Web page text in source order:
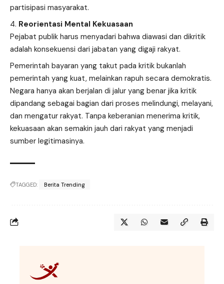
partisipasi masyarakat.
Reorientasi Mental Kekuasaan
Pejabat publik harus menyadari bahwa diawasi dan dikritik
adalah konsekuensi dari jabatan yang digaji rakyat.
Pemerintah bayaran yang takut pada kritik bukanlah
pemerintah yang kuat, melainkan rapuh secara demokratis.
Negara hanya akan berjalan di jalur yang benar jika kritik
dipandang sebagai bagian dari proses melindungi, melayani,
dan mengatur rakyat. Tanpa keberanian menerima kritik,
kekuasaan akan semakin jauh dari rakyat yang menjadi
sumber legitimasinya.
TAGGED: Berita Trending